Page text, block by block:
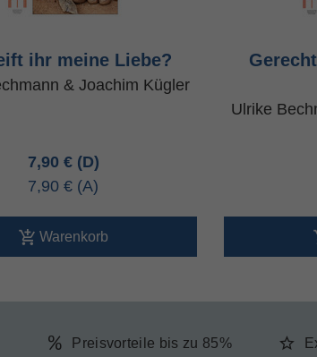
ihr meine Liebe?
& Joachim Kügler
7,90 €
7,90 €
Warenkorb
Ulrike
Preisvorteile bis zu 85%